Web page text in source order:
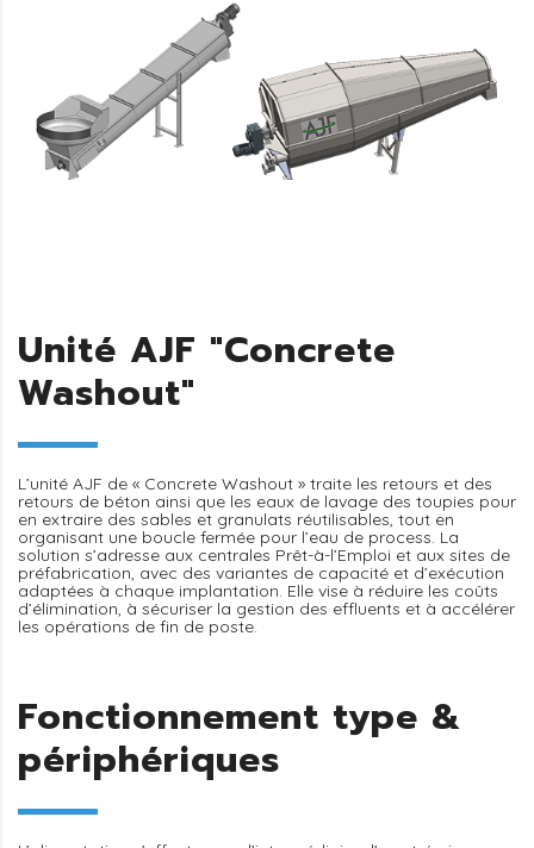
Unité AJF "Concrete
Washout"
L’unité AJF de « Concrete Washout » traite les retours et des
retours de béton ainsi que les eaux de lavage des toupies pour
en extraire des sables et granulats réutilisables, tout en
organisant une boucle fermée pour l’eau de process. La
solution s’adresse aux centrales Prêt-à-l’Emploi et aux sites de
préfabrication, avec des variantes de capacité et d’exécution
adaptées à chaque implantation. Elle vise à réduire les coûts
d’élimination, à sécuriser la gestion des effluents et à accélérer
les opérations de fin de poste.
Fonctionnement type &
périphériques